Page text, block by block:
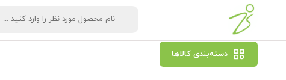
دسته‌بندی کالاها